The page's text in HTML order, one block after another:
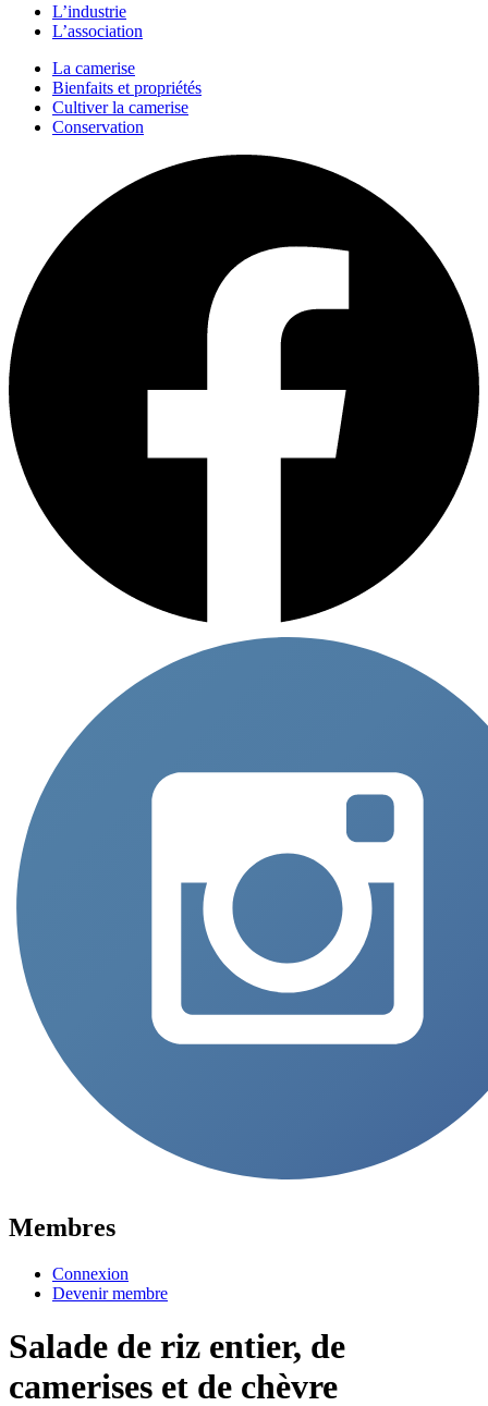
L’industrie
L’association
La camerise
Bienfaits et propriétés
Cultiver la camerise
Conservation
Membres
Connexion
Devenir membre
Salade de riz entier, de
camerises et de chèvre